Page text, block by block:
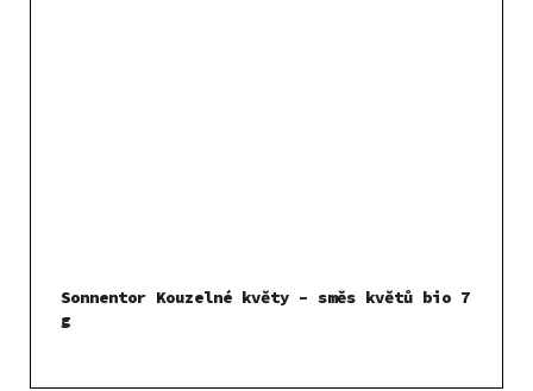
Sonnentor Kouzelné květy – směs květů bio 7
g